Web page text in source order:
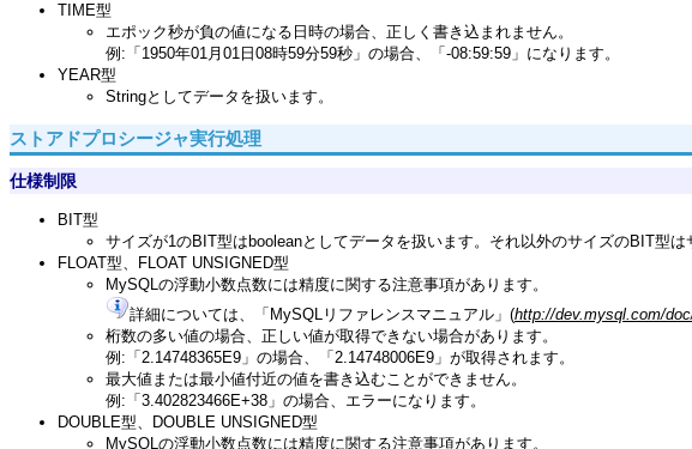
TIME型
エポック秒が負の値になる日時の場合、正しく書き込まれません。
例:「1950年01月01日08時59分59秒」の場合、「-08:59:59」になります。
YEAR型
Stringとしてデータを扱います。
ストアドプロシージャ実行処理
仕様制限
BIT型
サイズが1のBIT型はbooleanとしてデータを扱います。それ以外のサイズのBIT型は
FLOAT型、FLOAT UNSIGNED型
MySQLの浮動小数点数には精度に関する注意事項があります。
詳細については、「MySQLリファレンスマニュアル」(http://dev.mysql.com/
桁数の多い値の場合、正しい値が取得できない場合があります。
例:「2.14748365E9」の場合、「2.14748006E9」が取得されます。
最大値または最小値付近の値を書き込むことができません。
例:「3.402823466E+38」の場合、エラーになります。
DOUBLE型、DOUBLE UNSIGNED型
MySQLの浮動小数点数には精度に関する注意事項があります。